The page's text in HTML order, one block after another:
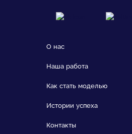
О нас
Наша работа
Как стать моделью
Истории успеха
Контакты